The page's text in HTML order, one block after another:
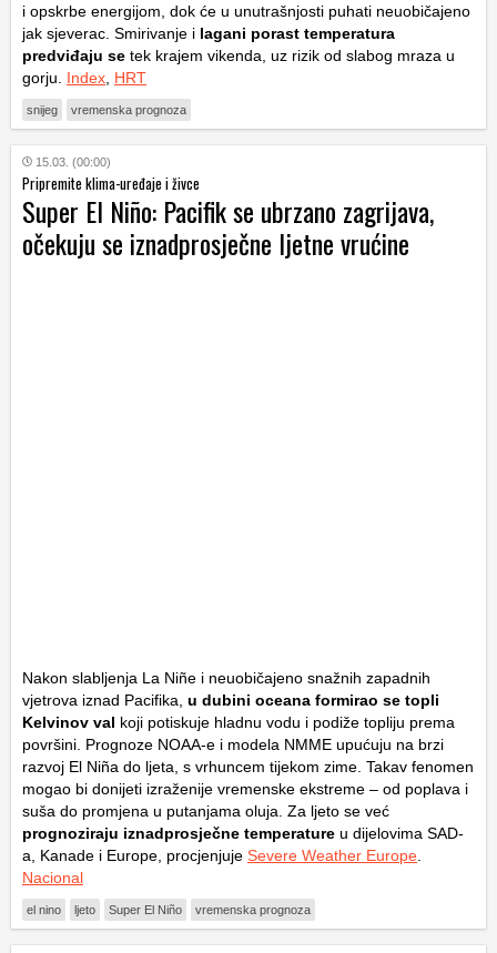
i opskrbe energijom, dok će u unutrašnjosti puhati neuobičajeno
jak sjeverac. Smirivanje i lagani porast temperatura
predviđaju se tek krajem vikenda, uz rizik od slabog mraza u
gorju. Index HRT
snijeg vremenska prognoza
15.03. (00:00)
Pripremite klima-uređaje i živce
Super El Niño: Pacifik se ubrzano zagrijava,
očekuju se iznadprosječne ljetne vrućine
Nakon slabljenja La Niñe i neuobičajeno snažnih zapadnih
vjetrova iznad Pacifika, u dubini oceana formirao se topli
Kelvinov val koji potiskuje hladnu vodu i podiže topliju prema
površini. Prognoze NOAA-e i modela NMME upućuju na brzi
razvoj El Niña do ljeta, s vrhuncem tijekom zime. Takav fenomen
mogao bi donijeti izraženije vremenske ekstreme – od poplava i
suša do promjena u putanjama oluja. Za ljeto se već
prognoziraju iznadprosječne temperature u dijelovima SAD-
a, Kanade i Europe, procjenjuje Severe Weather Europe
Nacional
el nino ljeto Super El Niño vremenska prognoza